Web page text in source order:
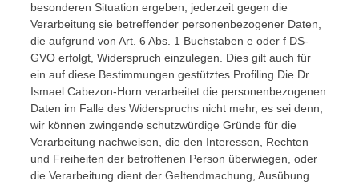
besonderen Situation ergeben, jederzeit gegen die
Verarbeitung sie betreffender personenbezogener Daten,
die aufgrund von Art. 6 Abs. 1 Buchstaben e oder f DS-
GVO erfolgt, Widerspruch einzulegen. Dies gilt auch für
ein auf diese Bestimmungen gestütztes Profiling.Die Dr.
Ismael Cabezon-Horn verarbeitet die personenbezogenen
Daten im Falle des Widerspruchs nicht mehr, es sei denn,
wir können zwingende schutzwürdige Gründe für die
Verarbeitung nachweisen, die den Interessen, Rechten
und Freiheiten der betroffenen Person überwiegen, oder
die Verarbeitung dient der Geltendmachung, Ausübung